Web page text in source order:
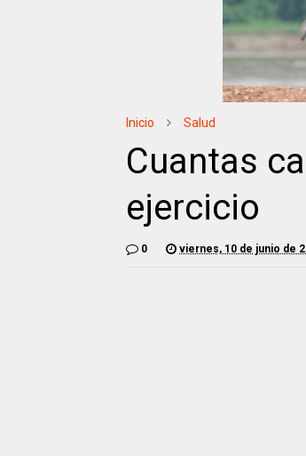
Inicio Salud
Cuantas
ejercicio
0 viernes, 10 de junio de